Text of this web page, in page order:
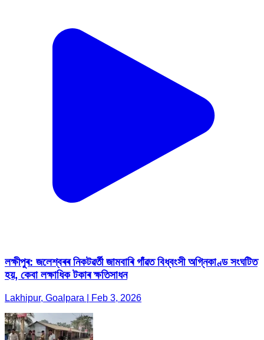
লক্ষীপুৰ: জলেশ্বৰৰ নিকটৱৰ্তী জামবাৰি গাঁৱত বিধ্বংসী অগ্নিকাণ্ড সংঘটিত
হয়, কেবা লক্ষাধিক টকাৰ ক্ষতিসাধন
Lakhipur, Goalpara | Feb 3, 2026